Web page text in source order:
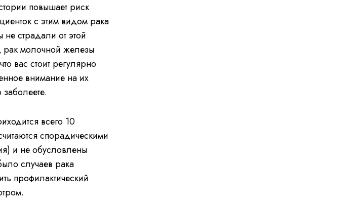
повышает риск
с этим видом рака
страдали от этой
рак молочной железы
вас стоит регулярно
внимание на их
всего 10
спорадическими
и не обусловлены
случаев рака
профилактический